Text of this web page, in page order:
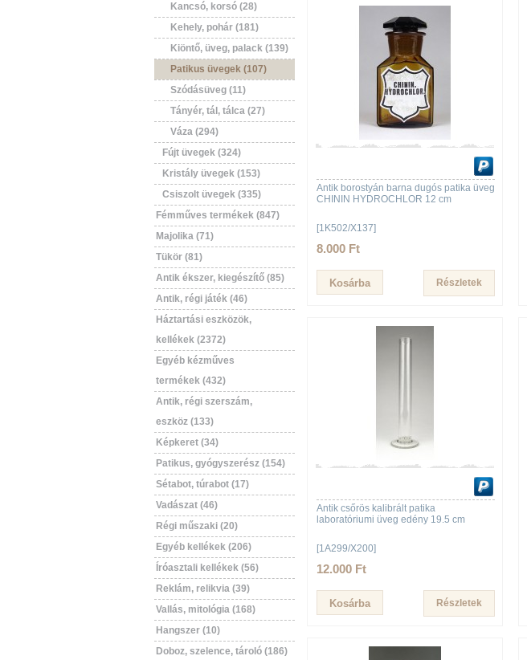
Kancsó, korsó (28)
Kehely, pohár (181)
Kiöntő, üveg, palack (139)
Patikus üvegek (107)
Szódásüveg (11)
Tányér, tál, tálca (27)
Váza (294)
Fújt üvegek (324)
Kristály üvegek (153)
Csiszolt üvegek (335)
Fémműves termékek (847)
Majolika (71)
Tükör (81)
Antik ékszer, kiegészítő (85)
Antik, régi játék (46)
Háztartási eszközök,
kellékek (2372)
Egyéb kézműves
termékek (432)
Antik, régi szerszám,
eszköz (133)
Képkeret (34)
Patikus, gyógyszerész (154)
Sétabot, túrabot (17)
Vadászat (46)
Régi műszaki (20)
Egyéb kellékek (206)
Íróasztali kellékek (56)
Reklám, relikvia (39)
Vallás, mitológia (168)
Hangszer (10)
Doboz, szelence, tároló (186)
Antik borostyán barna dugós patika üveg
CHININ HYDROCHLOR 12 cm
[1K502/X137]
8.000 Ft
Részletek
Antik csőrös kalibrált patika
laboratóriumi üveg edény 19.5 cm
[1A299/X200]
12.000 Ft
Részletek